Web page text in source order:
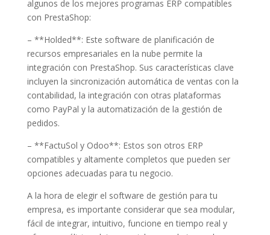
algunos de los mejores programas ERP compatibles
con PrestaShop:
– **Holded**: Este software de planificación de
recursos empresariales en la nube permite la
integración con PrestaShop. Sus características clave
incluyen la sincronización automática de ventas con la
contabilidad, la integración con otras plataformas
como PayPal y la automatización de la gestión de
pedidos.
– **FactuSol y Odoo**: Estos son otros ERP
compatibles y altamente completos que pueden ser
opciones adecuadas para tu negocio.
A la hora de elegir el software de gestión para tu
empresa, es importante considerar que sea modular,
fácil de integrar, intuitivo, funcione en tiempo real y